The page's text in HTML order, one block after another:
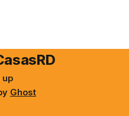
up
Ghost